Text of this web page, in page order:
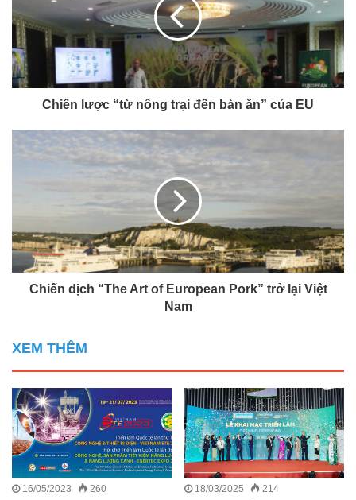
Chiến lược “từ nông trại đến bàn ăn” của EU
Chiến dịch “The Art of European Pork” trở lại Việt
Nam
XEM THÊM
16/05/2023 260 18/03/2025 214